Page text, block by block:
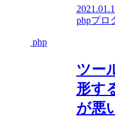
phpプロ
php
ツー
形す
が悪